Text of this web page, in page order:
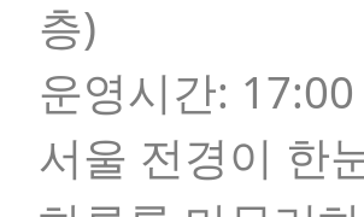
층)
운영시간:
서울 전경이 한